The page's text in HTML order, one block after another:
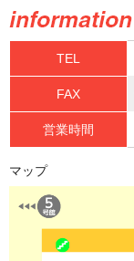
TEL
FAX
営業時間
マップ